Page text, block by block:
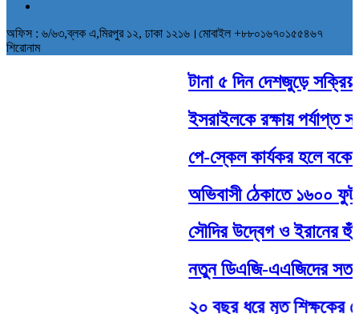
অফিস : ৬/৬৩,ব্লক এ,মিরপুর ১২, ঢাকা ১২১৬।মোবাইল +৮৮০১৬৭০১৫৫৪৬৭
শিরোনাম
টানা ৫ দিন দেশজুড়ে সক্রিয়
ইসরাইলকে রক্ষায় পর্যাপ্ত
পে-স্কেল কার্যকর হলে
অভিবাসী ঠেকাতে ১৬০০ ফুট
সৌদির উদ্বেগ ও ইরানের
নতুন ডিএজি-এএজিদের
২০ বছর ধরে মৃত শিক্ষকের